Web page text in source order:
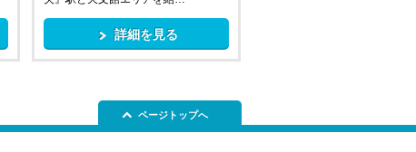
詳細を見る
ページトップへ